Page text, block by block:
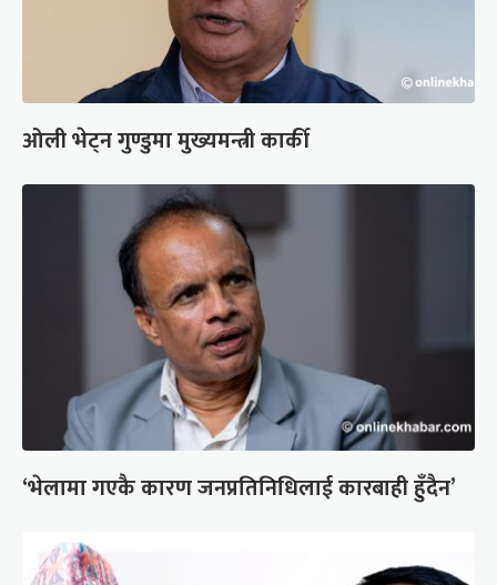
ओली भेट्न गुण्डुमा मुख्यमन्त्री कार्की
‘भेलामा गएकै कारण जनप्रतिनिधिलाई कारबाही हुँदैन’